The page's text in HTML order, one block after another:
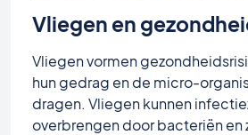
Vliegen en
Vliegen vormen
hun gedrag en de micro-
dragen. Vliegen kunnen
overbrengen door bacteriën